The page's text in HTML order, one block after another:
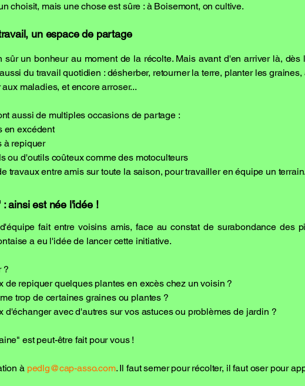
choisit, mais une chose est sûre : à Boisemont, on cultive.
un espace de partage
sûr un bonheur au moment de la récolte. Mais avant d'en arriver là,
du travail quotidien : désherber, retourner la terre, planter les
maladies, et encore arroser...
aussi de multiples occasions de partage :
en excédent
à repiquer
ou d'outils coûteux comme des motoculteurs
travaux entre amis sur toute la saison, pour travailler en équipe un terrain.
ainsi est née l'idée !
fait entre voisins amis, face au constat de surabondance des
a eu l'idée de lancer cette initiative.
?
de repiquer quelques plantes en excès chez un voisin ?
trop de certaines graines ou plantes ?
d'échanger avec d'autres sur vos astuces ou problèmes de jardin ?
est peut-être fait pour vous !
à pedlg@cap-asso.com. Il faut semer pour récolter, il faut oser pour